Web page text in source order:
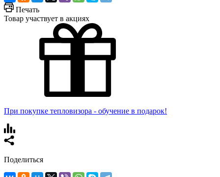
Печать
Товар участвует в акциях
При покупке тепловизора - обучение в подарок!
Поделиться